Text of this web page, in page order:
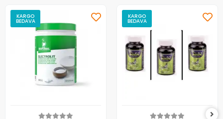
KARGO
BEDAVA
KARGO
BEDAVA